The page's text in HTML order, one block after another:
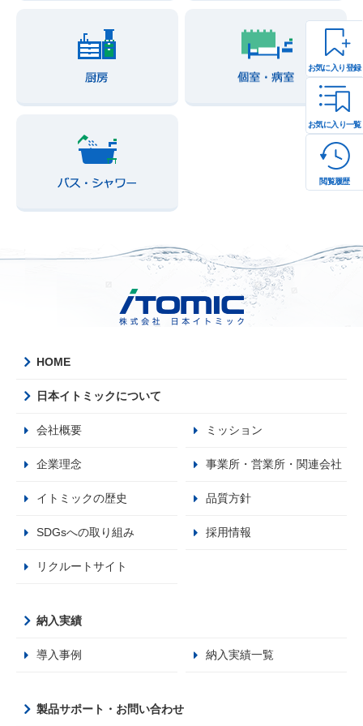
お気に入り登録
お気に入り一覧
閲覧履歴
HOME
日本イトミックについて
会社概要 ミッション
企業理念 事業所・営業所・関連会社
イトミックの歴史 品質方針
SDGsへの取り組み 採用情報
リクルートサイト
納入実績
導入事例 納入実績一覧
製品サポート・お問い合わせ